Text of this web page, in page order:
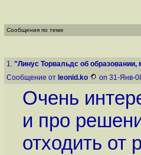
Сообщения по теме
1. "Линус Торвальдс об образовании,
Сообщение от leonid.ko on 31-Янв-
Очень
и про
отходить от